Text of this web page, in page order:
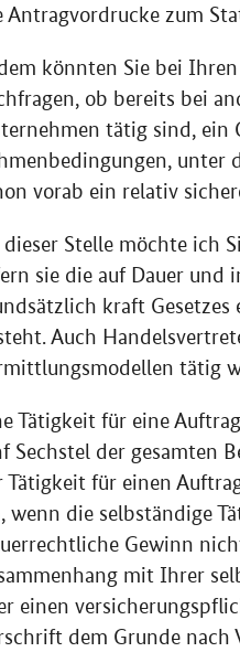
Antragvordrucke zum
könnten Sie bei
ob bereits bei
tätig sind, ein
unter
vorab ein relativ
Stelle möchte ich
sie die auf Dauer
kraft
Auch
tätig
Tätigkeit für eine
Sechstel der gesamten
Tätigkeit für einen
wenn die selbständige
Gewinn
mit Ihrer
einen
dem Grunde nach